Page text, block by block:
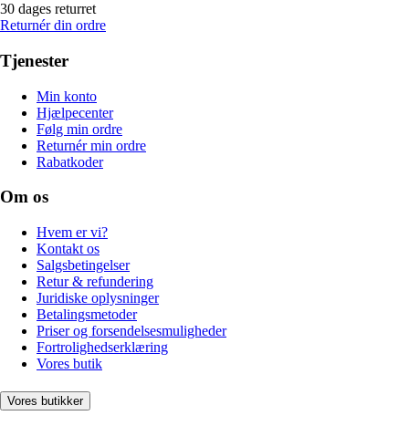
30 dages returret
Returnér din ordre
Tjenester
Min konto
Hjælpecenter
Følg min ordre
Returnér min ordre
Rabatkoder
Om os
Hvem er vi?
Kontakt os
Salgsbetingelser
Retur & refundering
Juridiske oplysninger
Betalingsmetoder
Priser og forsendelsesmuligheder
Fortrolighedserklæring
Vores butik
Vores butikker